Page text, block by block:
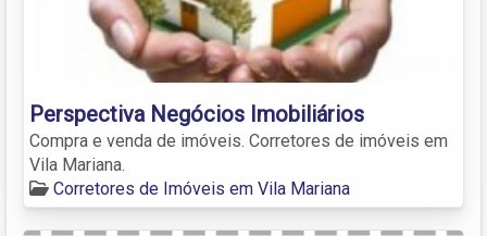
Perspectiva Negócios Imobiliários
Compra e venda de imóveis. Corretores de imóveis em
Vila Mariana.
Corretores de Imóveis em Vila Mariana